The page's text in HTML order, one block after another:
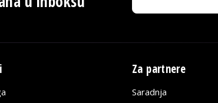
Za partnere
Saradnja